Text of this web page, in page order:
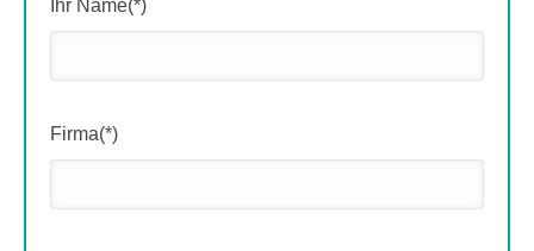
Ihr Name(*)
Firma(*)